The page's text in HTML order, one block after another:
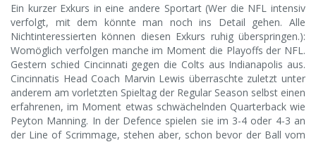
Ein kurzer Exkurs in eine andere Sportart (Wer die NFL intensiv
verfolgt, mit dem könnte man noch ins Detail gehen. Alle
Nichtinteressierten können diesen Exkurs ruhig überspringen.):
Womöglich verfolgen manche im Moment die Playoffs der NFL.
Gestern schied Cincinnati gegen die Colts aus Indianapolis aus.
Cincinnatis Head Coach Marvin Lewis überraschte zuletzt unter
anderem am vorletzten Spieltag der Regular Season selbst einen
erfahrenen, im Moment etwas schwächelnden Quarterback wie
Peyton Manning. In der Defence spielen sie im 3-4 oder 4-3 an
der Line of Scrimmage, stehen aber, schon bevor der Ball vom